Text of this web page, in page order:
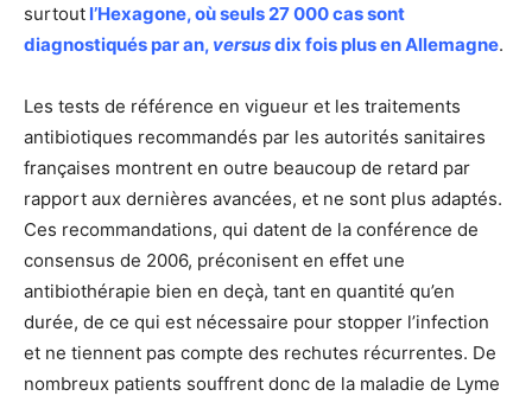
surtout l’Hexagone, oùseuls 27 000 cas sont
diagnostiqués par an, versusdix fois plus en Allemagne.
Les tests de référence en vigueur et les traitements
antibiotiques recommandés par les autorités sanitaires
françaises montrent en outre beaucoup de retard par
rapport aux dernières avancées, et ne sont plus adaptés.
Ces recommandations, qui datent de la conférence de
consensus de 2006, préconisent en effet une
antibiothérapie bien en deçà, tant en quantité qu’en
durée, de ce qui est nécessaire pour stopper l’infection
et ne tiennent pas compte des rechutes récurrentes. De
nombreux patients souffrent donc de la maladie de Lyme